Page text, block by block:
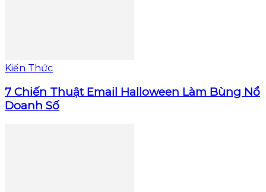
Kiến Thức
7 Chiến Thuật Email Halloween Làm Bùng Nổ
Doanh Số